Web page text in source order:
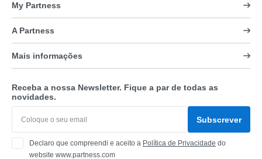
My Partness
A Partness
Mais informações
Receba a nossa Newsletter. Fique a par de todas as
novidades.
Subscrever
Declaro que compreendi e aceito a Política de Privacidade do
website www.partness.com